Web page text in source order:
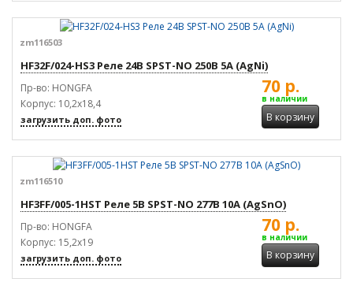
zm116503
HF32F/024-HS3 Реле 24В SPST-NO 250В 5А (AgNi)
Пр-во: HONGFA
Корпус: 10,2x18,4
загрузить доп. фото
70 р.
в наличии
В корзину
zm116510
HF3FF/005-1HST Реле 5В SPST-NO 277В 10А (AgSnO)
Пр-во: HONGFA
Корпус: 15,2x19
загрузить доп. фото
70 р.
в наличии
В корзину